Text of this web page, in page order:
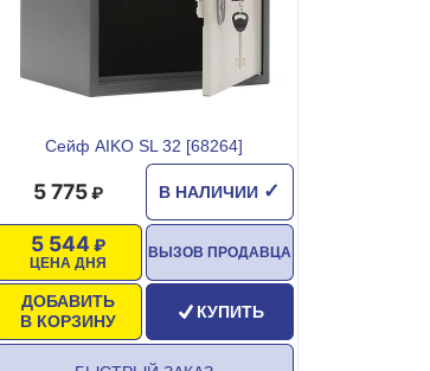
Сейф AIKO SL 32 [68264]
В НАЛИЧИИ ✓
5 775
ЦЕНА ДНЯ
5 544
ДОБАВИТЬ
В КОРЗИНУ
ВЫЗОВ ПРОДАВЦА
КУПИТЬ